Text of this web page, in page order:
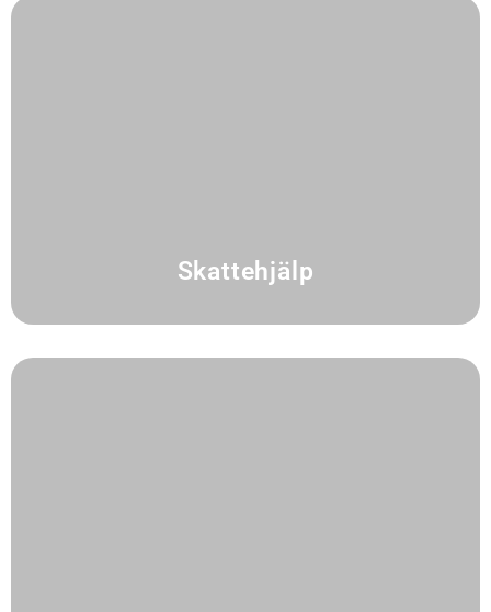
Skattehjälp